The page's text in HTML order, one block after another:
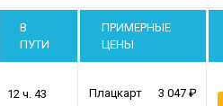
В
ПУТИ
ПРИМЕРНЫЕ
ЦЕНЫ
12 ч. 43
Плацкарт
3 047